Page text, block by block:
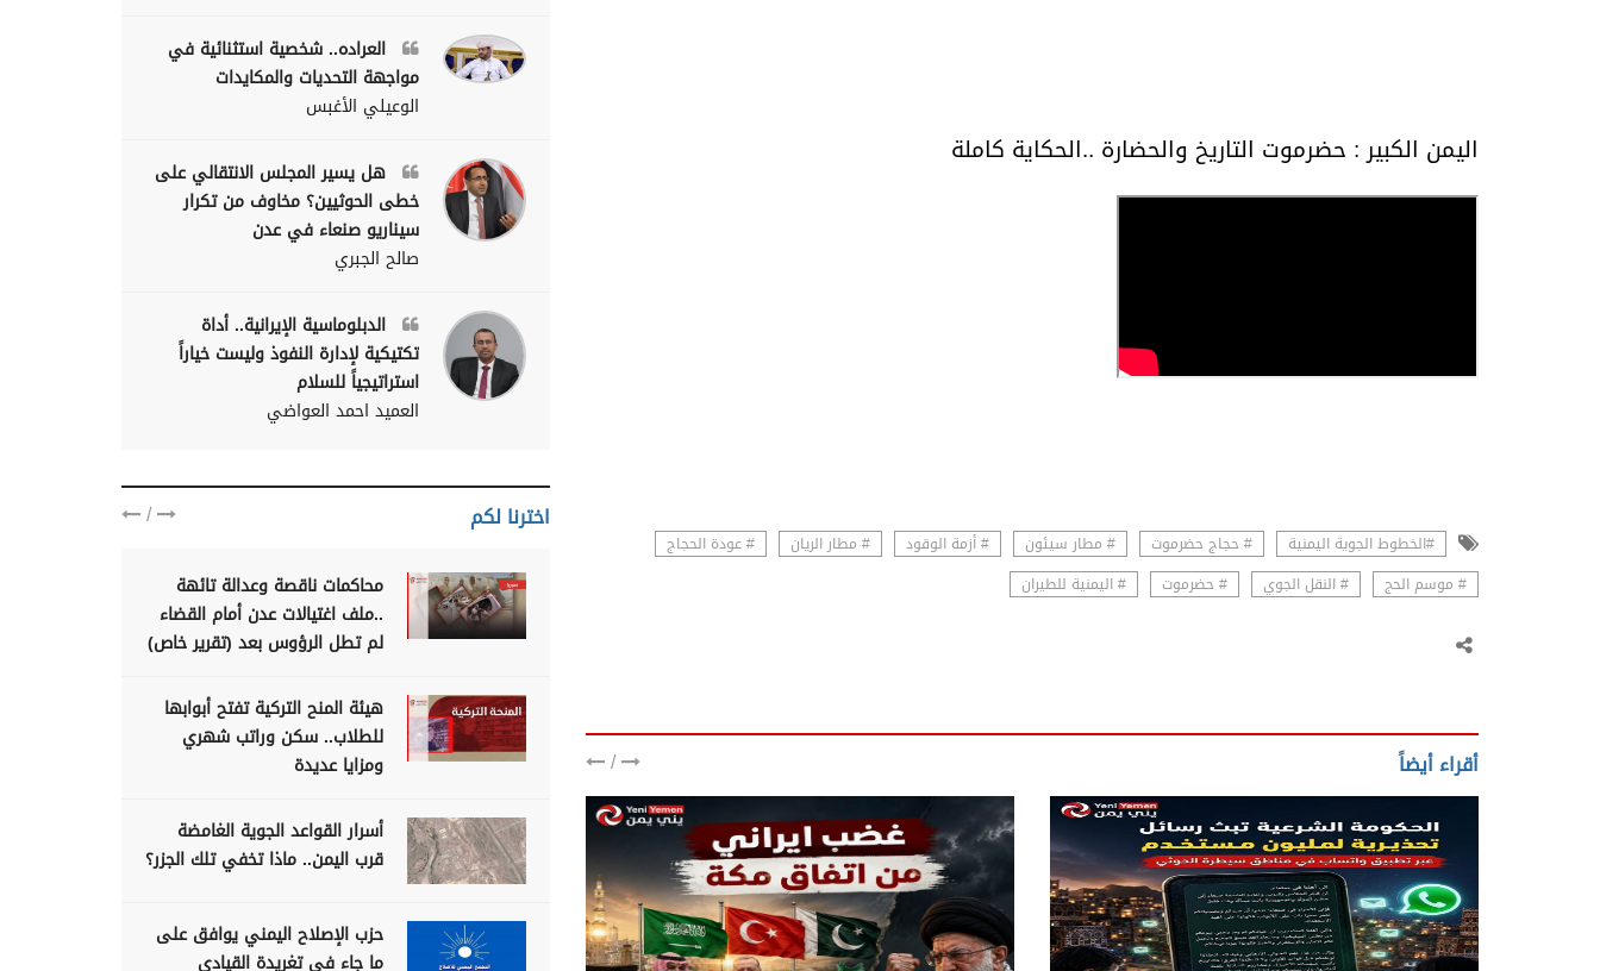
اليمن الكبير : حضرموت التاريخ والحضارة ..الحكاية كاملة
#الخطوط الجوية اليمنية # حجاج حضرموت # مطار سيئون # أزمة الوقود # مطار الريان
# عودة الحجاج
# موسم الحج
# النقل الجوي # حضرموت # اليمنية للطيران
أقراء أيضاً /
العراده.. شخصية استثنائية في
مواجهة التحديات والمكايدات
الوعيلي الأغبس
هل يسير المجلس الانتقالي على
خطى الحوثيين؟ مخاوف من تكرار
سيناريو صنعاء في عدن
صالح الجبري
الدبلوماسية الإيرانية.. أداة
تكتيكية لإدارة النفوذ وليست خياراً
استراتيجياً للسلام
العميد احمد العواضي
اخترنا لكم /
محاكمات ناقصة وعدالة تائهة
..ملف اغتيالات عدن أمام القضاء
لم تطل الرؤوس بعد (تقرير خاص)
هيئة المنح التركية تفتح أبوابها
للطلاب.. سكن وراتب شهري
ومزايا عديدة
أسرار القواعد الجوية الغامضة
قرب اليمن.. ماذا تخفي تلك الجزر؟
حزب الإصلاح اليمني يوافق على
ما جاء في تغريدة القيادي